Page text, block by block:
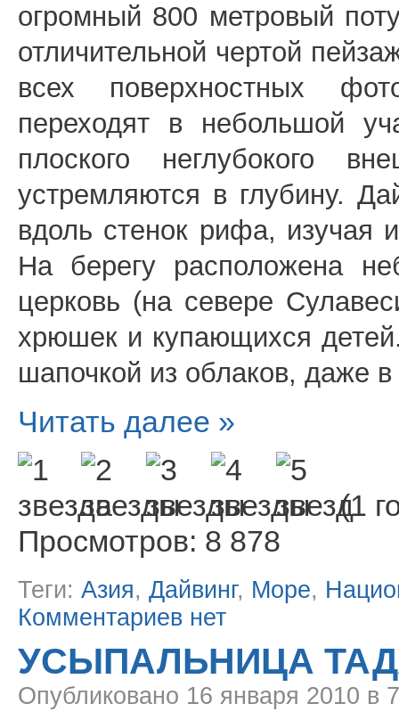
огромный 800 метровый
отличительной чертой
всех поверхностных
переходят в небольшой
плоского неглубокого
устремляются в глубину.
вдоль стенок рифа, изучая
На берегу расположена
церковь (на севере
хрюшек и купающихся
шапочкой из облаков, даже
Читать далее »
(1
Просмотров: 8 878
Теги: Азия, Дайвинг, Море,
Комментариев нет
УСЫПАЛЬНИЦА
Опубликовано 16 января 2010 в